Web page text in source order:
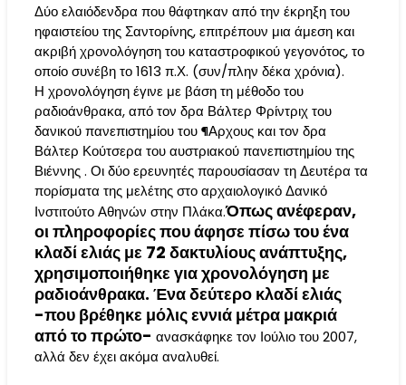
Δύο ελαιόδενδρα που θάφτηκαν από την έκρηξη του
ηφαιστείου της Σαντορίνης, επιτρέπουν μια άμεση και
ακριβή χρονολόγηση του καταστροφικού γεγονότος, το
οποίο συνέβη το 1613 π.Χ. (συν/πλην δέκα χρόνια).
Η χρονολόγηση έγινε με βάση τη μέθοδο του
ραδιοάνθρακα, από τον δρα Βάλτερ Φρίντριχ του
δανικού πανεπιστημίου του ¶Αρχους και τον δρα
Βάλτερ Κούτσερα του αυστριακού πανεπιστημίου της
Βιέννης . Οι δύο ερευνητές παρουσίασαν τη Δευτέρα τα
πορίσματα της μελέτης στο αρχαιολογικό Δανικό
Ινστιτούτο Αθηνών στην Πλάκα.Όπως ανέφεραν,
οι πληροφορίες που άφησε πίσω του ένα
κλαδί ελιάς με 72 δακτυλίους ανάπτυξης,
χρησιμοποιήθηκε για χρονολόγηση με
ραδιοάνθρακα. Ένα δεύτερο κλαδί ελιάς
-που βρέθηκε μόλις εννιά μέτρα μακριά
από το πρώτο- ανασκάφηκε τον Ιούλιο του 2007,
αλλά δεν έχει ακόμα αναλυθεί.